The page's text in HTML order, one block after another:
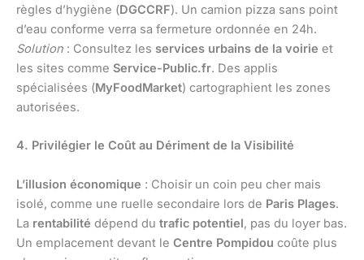
règles d’hygiène (DGCCRF). Un camion pizza sans point
d’eau conforme verra sa fermeture ordonnée en 24h.
Solution : Consultez les services urbains de la voirie et
les sites comme Service-Public.fr. Des applis
spécialisées (MyFoodMarket) cartographient les zones
autorisées.
4. Privilégier le Coût au Dériment de la Visibilité
L’illusion économique : Choisir un coin peu cher mais
isolé, comme une ruelle secondaire lors de Paris Plages.
La rentabilité dépend du trafic potentiel, pas du loyer bas.
Un emplacement devant le Centre Pompidou coûte plus